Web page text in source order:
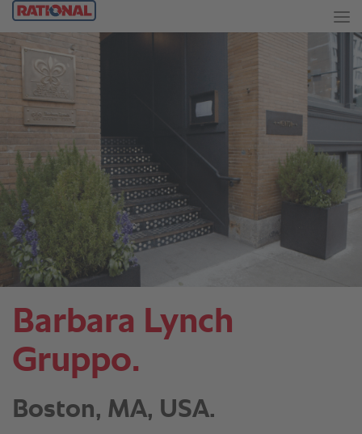
Barbara Lynch
Gruppo.
Boston, MA, USA.